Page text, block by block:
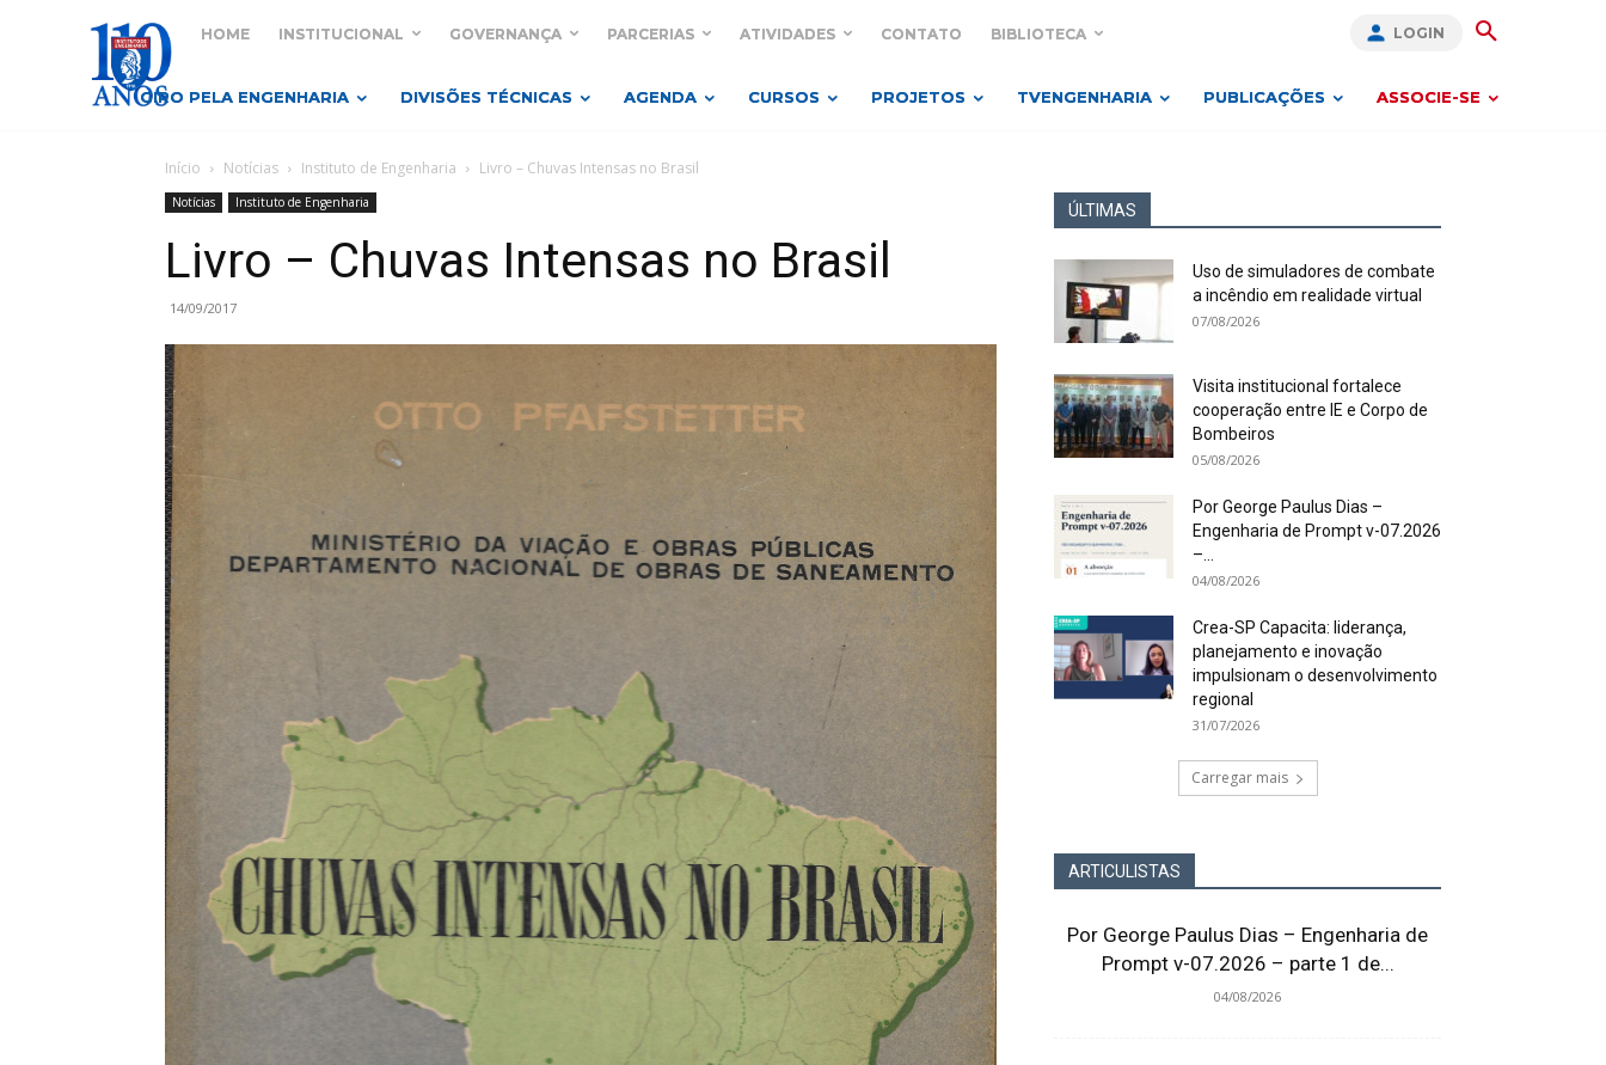
HOME INSTITUCIONAL GOVERNANÇA PARCERIAS ATIVIDADES CONTATO BIBLIOTECA LOGIN
GIRO PELA ENGENHARIA DIVISÕES TÉCNICAS AGENDA CURSOS PROJETOS TVENGENHARIA PUBLICAÇÕES ASSOCIE-SE
Início Notícias Instituto de Engenharia Livro – Chuvas Intensas no Brasil
Notícias Instituto de Engenharia
Livro – Chuvas Intensas no Brasil
14/09/2017
ÚLTIMAS
Uso de simuladores de combate
a incêndio em realidade virtual
07/08/2026
Visita institucional fortalece
cooperação entre IE e Corpo de
Bombeiros
05/08/2026
Por George Paulus Dias –
Engenharia de Prompt v-07.2026
–...
04/08/2026
Crea-SP Capacita: liderança,
planejamento e inovação
impulsionam o desenvolvimento
regional
31/07/2026
Carregar mais
ARTICULISTAS
Por George Paulus Dias – Engenharia de
Prompt v-07.2026 – parte 1 de...
04/08/2026